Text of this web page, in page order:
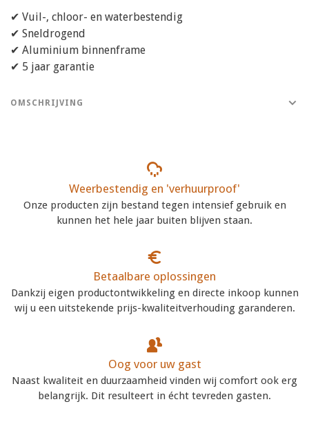
✔ Vuil-, chloor- en waterbestendig
✔ Sneldrogend
✔ Aluminium binnenframe
✔ 5 jaar garantie
OMSCHRIJVING
Weerbestendig en 'verhuurproof'
Onze producten zijn bestand tegen intensief gebruik en
kunnen het hele jaar buiten blijven staan.
Betaalbare oplossingen
Dankzij eigen productontwikkeling en directe inkoop kunnen
wij u een uitstekende prijs-kwaliteitverhouding garanderen.
Oog voor uw gast
Naast kwaliteit en duurzaamheid vinden wij comfort ook erg
belangrijk. Dit resulteert in écht tevreden gasten.